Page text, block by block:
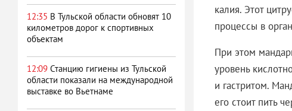
12:35 В Тульской области обновят 10
километров дорог к спортивных
объектам
12:09 Станцию гигиены из Тульской
области показали на международной
выставке во Вьетнаме
калия. Этот
процессы в
При этом
уровень
и гастритом.
его стоит пить